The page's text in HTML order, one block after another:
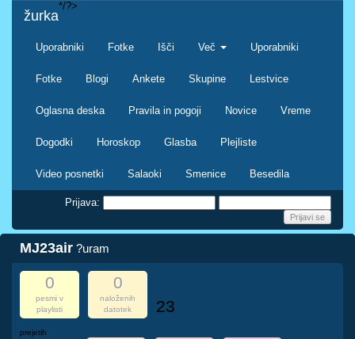
žurka
Uporabniki Fotke Išči Več Uporabniki
Fotke Blogi Ankete Skupine Lestvice
Oglasna deska Pravila in pogoji Novice Vreme
Dogodki Horoskop Glasba Plejliste
Video posnetki Salaoki Smenice Besedila
*/?>
Prijava:
MJ23air ?uram
0
pesmi v
playlisti
0
naloženih
datotek
23
prejetih